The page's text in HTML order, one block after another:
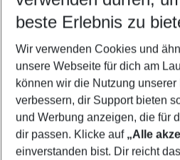
5-8 Nächte
2 Erwachsene Keine Kinder
Mehr Filter
beste Erlebnis zu
Wir verwenden Cookies und
unsere Webseite für dich am
können wir die Nutzung
verbessern, dir Support bieten
und Werbung anzeigen, die für
dir passen. Klicke auf „Alle
einverstanden bist. Dir reicht